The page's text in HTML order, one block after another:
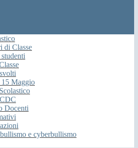
di Classe
Maggio
Docenti
e cyberbullismo